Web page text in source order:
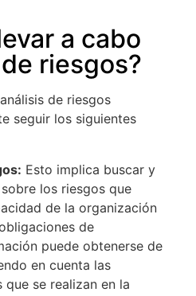
a cabo
riesgos?
de riesgos
seguir los siguientes
Esto implica buscar y
los riesgos que
de la organización
de
puede obtenerse de
en cuenta las
se realizan en la